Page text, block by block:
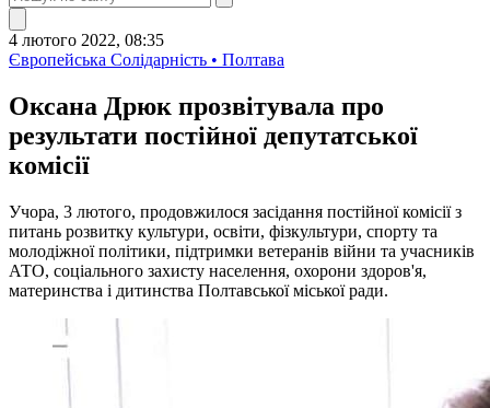
4 лютого 2022, 08:35
Європейська Солідарність • Полтава
Оксана Дрюк прозвітувала про
результати постійної депутатської
комісії
Учора, 3 лютого, продовжилося засідання постійної комісії з
питань розвитку культури, освіти, фізкультури, спорту та
молодіжної політики, підтримки ветеранів війни та учасників
АТО, соціального захисту населення, охорони здоров'я,
материнства і дитинства Полтавської міської ради.